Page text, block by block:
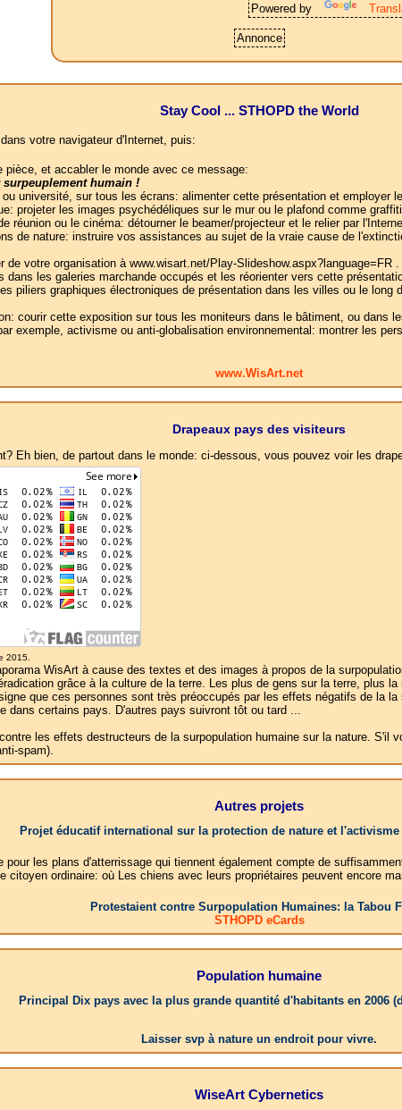
Powered by
Annonce
Stay Cool ... STHOPD the World
votre navigateur d'Internet, puis:
et accabler le monde avec ce message:
surpeuplement humain !
université, sur tous les écrans: alimenter cette présentation et employer
projeter les images psychédéliques sur le mur ou le plafond comme
réunion ou le cinéma: détourner le beamer/projecteur et le relier par
de nature: instruire vos assistances au sujet de la vraie cause de
votre organisation à www.wisart.net/Play-Slideshow.aspx?language=FR .
dans les galeries marchande occupés et les réorienter vers cette
piliers graphiques électroniques de présentation dans les villes ou le
courir cette exposition sur tous les moniteurs dans le bâtiment, ou dans
exemple, activisme ou anti-globalisation environnemental: montrer les
www.WisArt.net
Drapeaux pays des visiteurs
Eh bien, de partout dans le monde: ci-dessous, vous pouvez voir les
2015.
WisArt à cause des textes et des images à propos de la
grâce à la culture de la terre. Les plus de gens sur la terre, plus
que ces personnes sont très préoccupés par les effets négatifs de la
dans certains pays. D'autres pays suivront tôt ou tard ...
les effets destructeurs de la surpopulation humaine sur la nature.
spam).
Autres projets
Projet éducatif international sur la protection de nature et
les plans d'atterrissage qui tiennent également compte de
citoyen ordinaire: où Les chiens avec leurs propriétaires peuvent encore
Protestaient contre Surpopulation Humaines: la Tabou
STHOPD eCards
Population humaine
Principal Dix pays avec la plus grande quantité d'habitants en 2006
Laisser svp à nature un endroit pour vivre.
WiseArt Cybernetics